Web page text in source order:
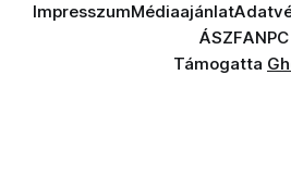
ImpresszumMédiaajánlat
ÁSZFANPC
Támogatta